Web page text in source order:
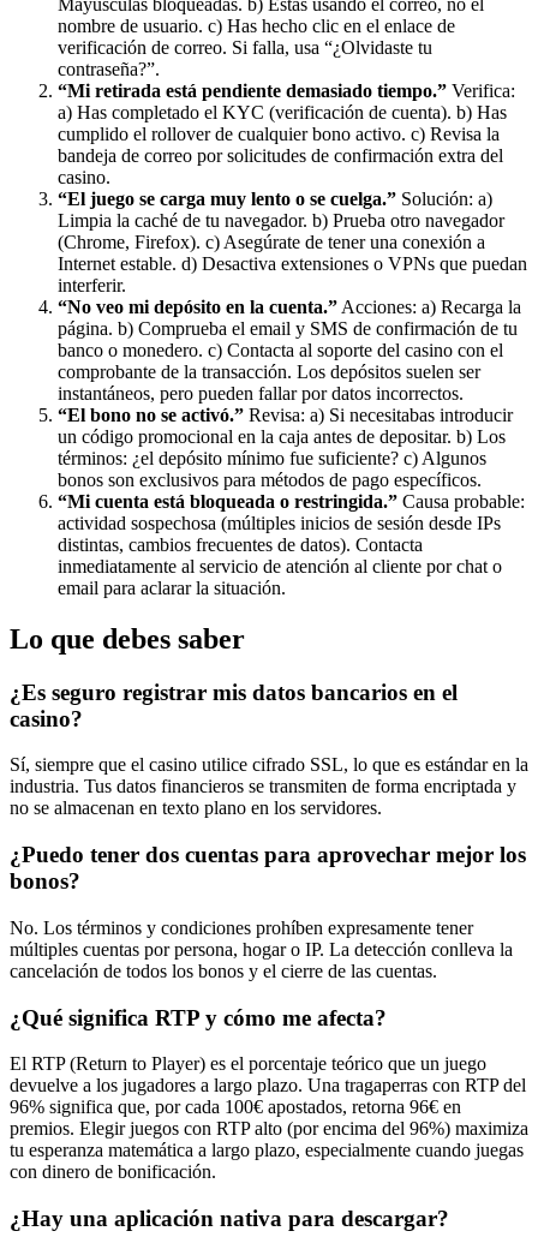
Mayúsculas bloqueadas. b) Estás usando el correo, no el
nombre de usuario. c) Has hecho clic en el enlace de
verificación de correo. Si falla, usa “¿Olvidaste tu
contraseña?”.
“Mi retirada está pendiente demasiado tiempo.” Verifica:
a) Has completado el KYC (verificación de cuenta). b) Has
cumplido el rollover de cualquier bono activo. c) Revisa la
bandeja de correo por solicitudes de confirmación extra del
casino.
“El juego se carga muy lento o se cuelga.” Solución: a)
Limpia la caché de tu navegador. b) Prueba otro navegador
(Chrome, Firefox). c) Asegúrate de tener una conexión a
Internet estable. d) Desactiva extensiones o VPNs que puedan
interferir.
“No veo mi depósito en la cuenta.” Acciones: a) Recarga la
página. b) Comprueba el email y SMS de confirmación de tu
banco o monedero. c) Contacta al soporte del casino con el
comprobante de la transacción. Los depósitos suelen ser
instantáneos, pero pueden fallar por datos incorrectos.
“El bono no se activó.” Revisa: a) Si necesitabas introducir
un código promocional en la caja antes de depositar. b) Los
términos: ¿el depósito mínimo fue suficiente? c) Algunos
bonos son exclusivos para métodos de pago específicos.
“Mi cuenta está bloqueada o restringida.” Causa probable:
actividad sospechosa (múltiples inicios de sesión desde IPs
distintas, cambios frecuentes de datos). Contacta
inmediatamente al servicio de atención al cliente por chat o
email para aclarar la situación.
Lo que debes saber
¿Es seguro registrar mis datos bancarios en el
casino?
Sí, siempre que el casino utilice cifrado SSL, lo que es estándar en la
industria. Tus datos financieros se transmiten de forma encriptada y
no se almacenan en texto plano en los servidores.
¿Puedo tener dos cuentas para aprovechar mejor los
bonos?
No. Los términos y condiciones prohíben expresamente tener
múltiples cuentas por persona, hogar o IP. La detección conlleva la
cancelación de todos los bonos y el cierre de las cuentas.
¿Qué significa RTP y cómo me afecta?
El RTP (Return to Player) es el porcentaje teórico que un juego
devuelve a los jugadores a largo plazo. Una tragaperras con RTP del
96% significa que, por cada 100€ apostados, retorna 96€ en
premios. Elegir juegos con RTP alto (por encima del 96%) maximiza
tu esperanza matemática a largo plazo, especialmente cuando juegas
con dinero de bonificación.
¿Hay una aplicación nativa para descargar?